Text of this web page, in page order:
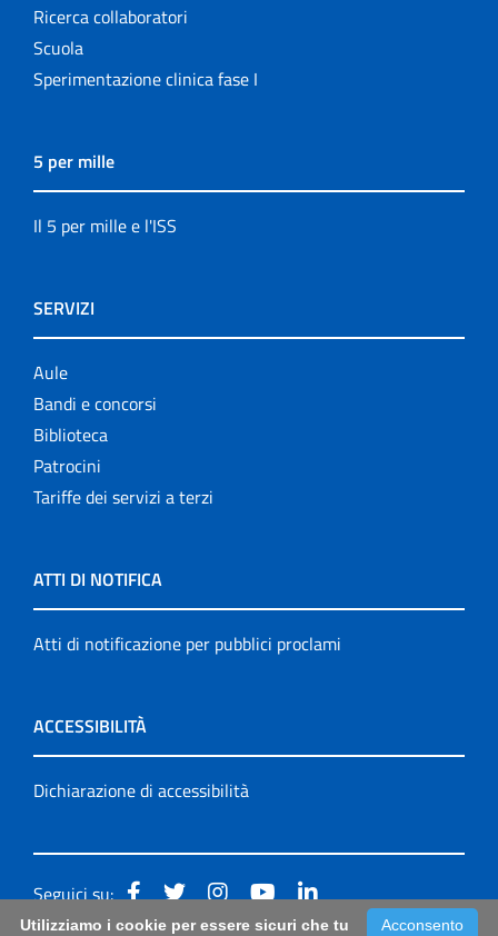
Ricerca collaboratori
Scuola
Sperimentazione clinica fase I
5 per mille
Il 5 per mille e l'ISS
SERVIZI
Aule
Bandi e concorsi
Biblioteca
Patrocini
Tariffe dei servizi a terzi
ATTI DI NOTIFICA
Atti di notificazione per pubblici proclami
ACCESSIBILITÀ
Dichiarazione di accessibilità
Seguici su:
Acconsento
Utilizziamo i cookie per essere sicuri che tu